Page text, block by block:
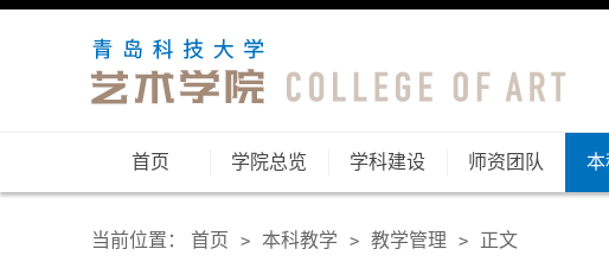
首页 学院总览 学科建设 师资团队 本
当前位置： 首页 > 本科教学 > 教学管理 > 正文